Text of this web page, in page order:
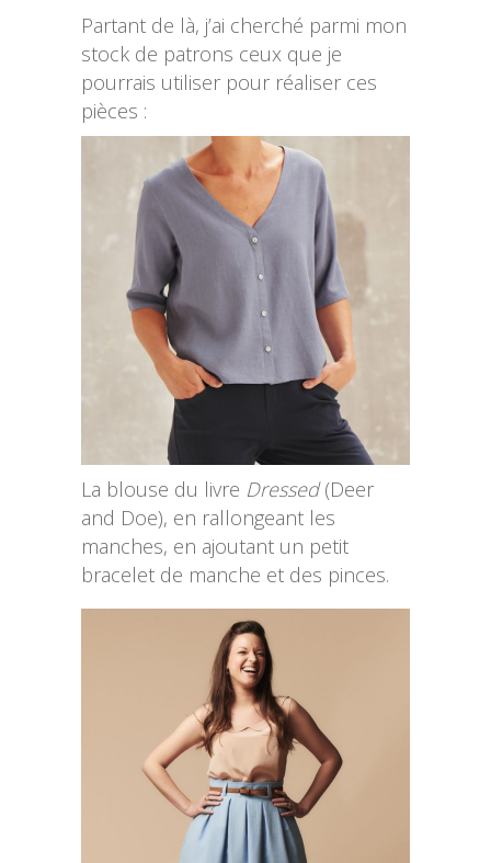
Partant de là, j’ai cherché parmi mon
stock de patrons ceux que je
pourrais utiliser pour réaliser ces
pièces :
La blouse du livre Dressed(Deer
and Doe), en rallongeant les
manches, en ajoutant un petit
bracelet de manche et des pinces.